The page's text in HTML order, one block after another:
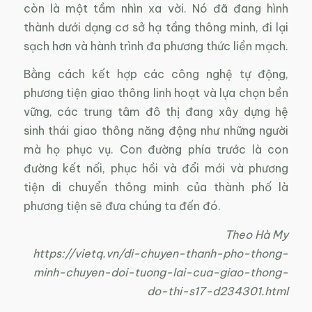
còn là một tầm nhìn xa vời. Nó đã đang hình
thành dưới dạng cơ sở hạ tầng thông minh, đi lại
sạch hơn và hành trình đa phương thức liền mạch.
Bằng cách kết hợp các công nghệ tự động,
phương tiện giao thông linh hoạt và lựa chọn bền
vững, các trung tâm đô thị đang xây dựng hệ
sinh thái giao thông năng động như những người
mà họ phục vụ. Con đường phía trước là con
đường kết nối, phục hồi và đổi mới và phương
tiện di chuyển thông minh của thành phố là
phương tiện sẽ đưa chúng ta đến đó.
Theo Hà My
https://vietq.vn/di-chuyen-thanh-pho-thong-
minh-chuyen-doi-tuong-lai-cua-giao-thong-
do-thi-s17-d234301.html